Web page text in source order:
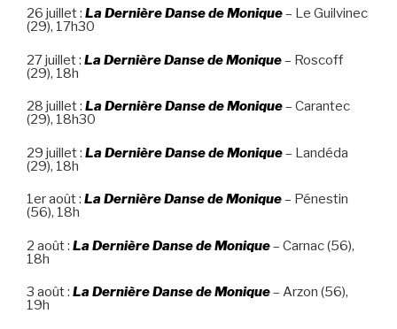
26 juillet : La Dernière Danse de Monique– Le Guilvinec
(29), 17h30
27 juillet : La Dernière Danse de Monique– Roscoff
(29), 18h
28 juillet : La Dernière Danse de Monique– Carantec
(29), 18h30
29 juillet : La Dernière Danse de Monique– Landéda
(29), 18h
1er août : La Dernière Danse de Monique– Pénestin
(56), 18h
2 août : La Dernière Danse de Monique– Carnac (56),
18h
3 août : La Dernière Danse de Monique– Arzon (56),
19h